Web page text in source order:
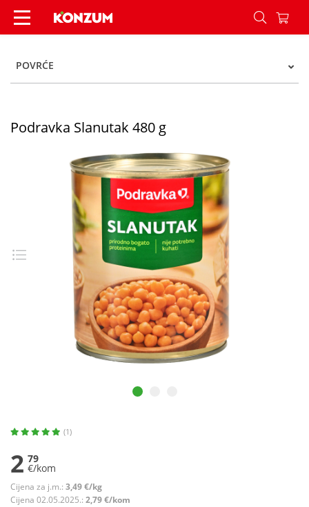
Podravka Slanutak 480 g - Konzum
POVRĆE
Podravka Slanutak 480 g
(1)
2 79
€/kom
Cijena za j.m.: 3,49 €/kg
Cijena 02.05.2025.: 2,79 €/kom